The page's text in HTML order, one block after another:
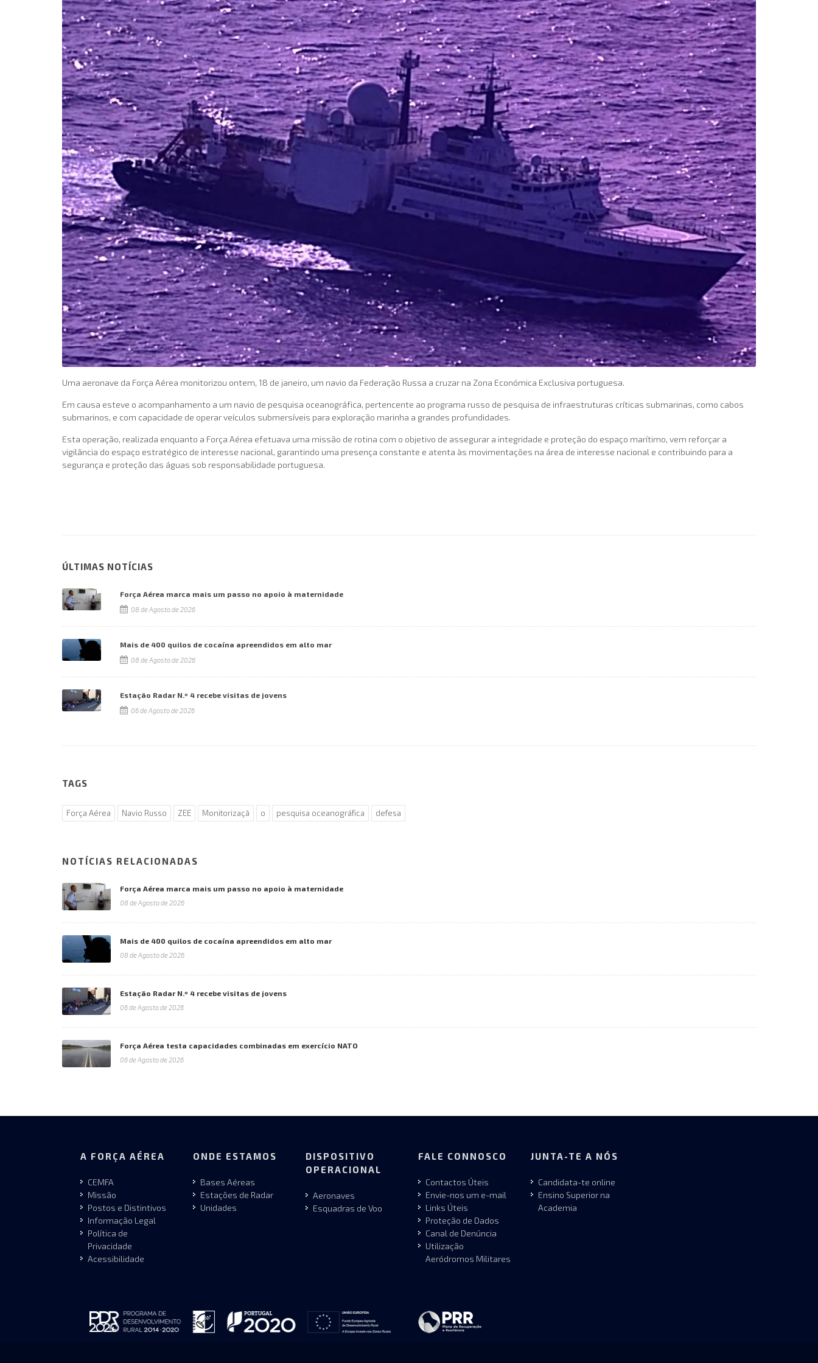
Uma aeronave da Força Aérea monitorizou ontem, 18 de janeiro, um navio da Federação Russa a cruzar na Zona Económica Exclusiva portuguesa.
Em causa esteve o acompanhamento a um navio de pesquisa oceanográfica, pertencente ao programa russo de pesquisa de infraestruturas críticas submarinas, como cabos
submarinos, e com capacidade de operar veículos submersíveis para exploração marinha a grandes profundidades.
Esta operação, realizada enquanto a Força Aérea efetuava uma missão de rotina com o objetivo de assegurar a integridade e proteção do espaço marítimo, vem reforçar a
vigilância do espaço estratégico de interesse nacional, garantindo uma presença constante e atenta às movimentações na área de interesse nacional e contribuindo para a
segurança e proteção das águas sob responsabilidade portuguesa.
ÚLTIMAS NOTÍCIAS
Força Aérea marca mais um passo no apoio à maternidade
08 de Agosto de 2026
Mais de 400 quilos de cocaína apreendidos em alto mar
08 de Agosto de 2026
Estação Radar N.º 4 recebe visitas de jovens
06 de Agosto de 2026
TAGS
Força Aérea Navio Russo ZEE Monitorizaçā o pesquisa oceanográfica defesa
NOTÍCIAS RELACIONADAS
Força Aérea marca mais um passo no apoio à maternidade
08 de Agosto de 2026
Mais de 400 quilos de cocaína apreendidos em alto mar
08 de Agosto de 2026
Estação Radar N.º 4 recebe visitas de jovens
06 de Agosto de 2026
Força Aérea testa capacidades combinadas em exercício NATO
06 de Agosto de 2026
A FORÇA AÉREA
CEMFA
Missão
Postos e Distintivos
Informação Legal
Política de
Privacidade
Acessibilidade
ONDE ESTAMOS
Bases Aéreas
Estações de Radar
Unidades
DISPOSITIVO
OPERACIONAL
Aeronaves
Esquadras de Voo
FALE CONNOSCO
Contactos Úteis
Envie-nos um e-mail
Links Úteis
Proteção de Dados
Canal de Denúncia
Utilização
Aeródromos Militares
JUNTA-TE A NÓS
Candidata-te online
Ensino Superior na
Academia